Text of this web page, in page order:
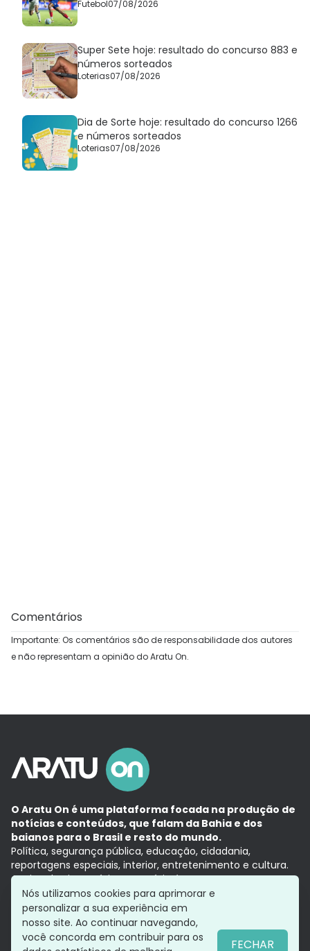
Futebol07/08/2026
Super Sete hoje: resultado do concurso 883 e
números sorteados
Loterias07/08/2026
Dia de Sorte hoje: resultado do concurso 1266
e números sorteados
Loterias07/08/2026
Comentários
Importante: Os comentários são de responsabilidade dos autores
e não representam a opinião do Aratu On.
O Aratu On é uma plataforma focada na produção de
notícias e conteúdos, que falam da Bahia e dos
baianos para o Brasil e resto do mundo.
Política, segurança pública, educação, cidadania,
reportagens especiais, interior, entretenimento e cultura.
Aqui, tudo vira notícia e a notícia é no tempo presente,
com a credibilidade do Grupo Aratu.
Grupo Aratu
Política de privacidade
Nós utilizamos cookies para aprimorar e
personalizar a sua experiência em
nosso site. Ao continuar navegando,
você concorda em contribuir para os
FECHAR